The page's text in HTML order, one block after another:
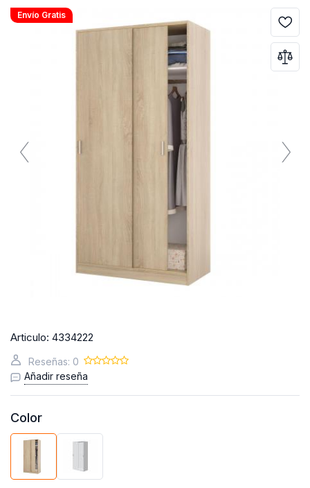
Envío Gratis
Articulo: 4334222
Reseñas: 0
Añadir reseña
Color